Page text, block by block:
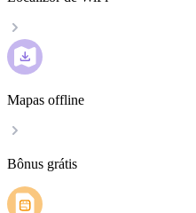
Mapas offline
Bônus grátis